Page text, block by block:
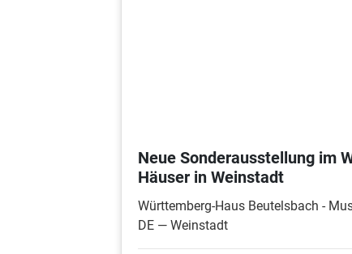
Neue Sonderausstellung im
Häuser in Weinstadt
Württemberg-Haus Beutelsbach -
DE — Weinstadt